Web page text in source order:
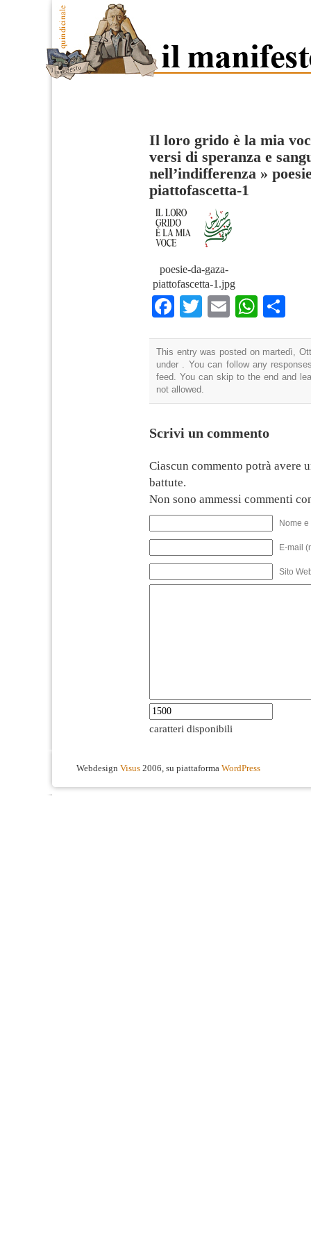
Il loro grido è la mia
versi di speranza e
nell’indifferenza »
piattofascetta-1
poesie-da-gaza-
piattofascetta-1.jpg
Facebook
Twitter
Email
This entry was posted on martedì,
under . You can follow any
feed. You can skip to the end and
not allowed.
Scrivi un commento
Ciascun commento potrà avere
battute.
Non sono ammessi commenti
Nome
E-mail
Sito
caratteri disponibili
Webdesign Visus 2006, su piattaforma WordPress